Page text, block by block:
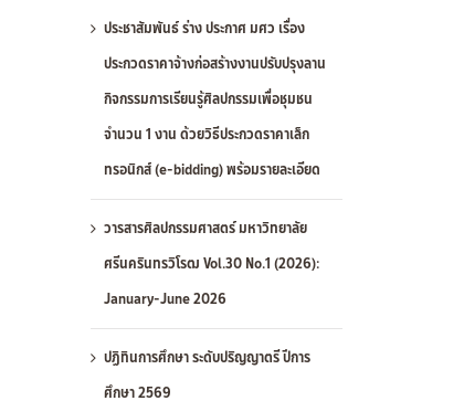
ประชาสัมพันธ์ ร่าง ประกาศ มศว เรื่อง
ประกวดราคาจ้างก่อสร้างงานปรับปรุงลาน
กิจกรรมการเรียนรู้ศิลปกรรมเพื่อชุมชน
จำนวน 1 งาน ด้วยวิธีประกวดราคาเล็ก
ทรอนิกส์ (e-bidding) พร้อมรายละเอียด
วารสารศิลปกรรมศาสตร์ มหาวิทยาลัย
ศรีนครินทรวิโรฒ Vol.30 No.1 (2026):
January-June 2026
ปฏิทินการศึกษา ระดับปริญญาตรี ปีการ
ศึกษา 2569